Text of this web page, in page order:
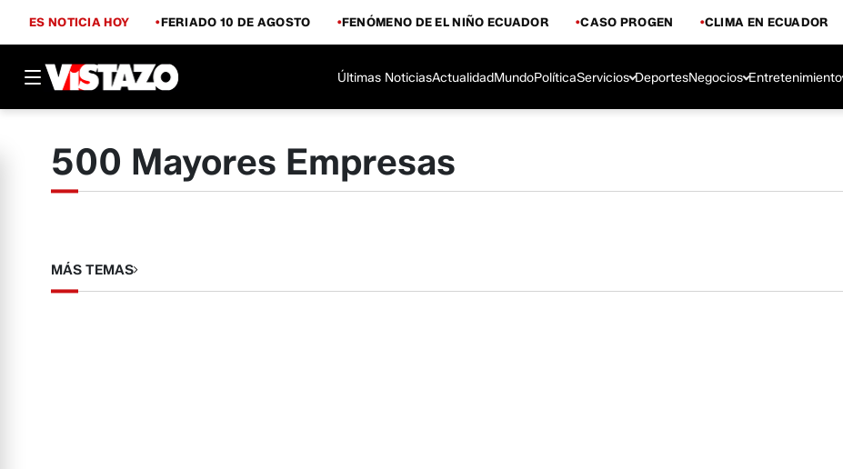
ES NOTICIA HOY FERIADO 10 DE AGOSTO FENÓMENO DE EL NIÑO ECUADOR CASO PROGEN CLIMA EN ECUADOR
Últimas NoticiasActualidadMundoPolíticaServicios DeportesNegocios Entretenimiento
500 Mayores Empresas
MÁS TEMAS